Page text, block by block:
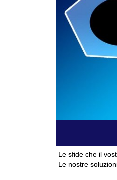
Le sfide che il
Le nostre